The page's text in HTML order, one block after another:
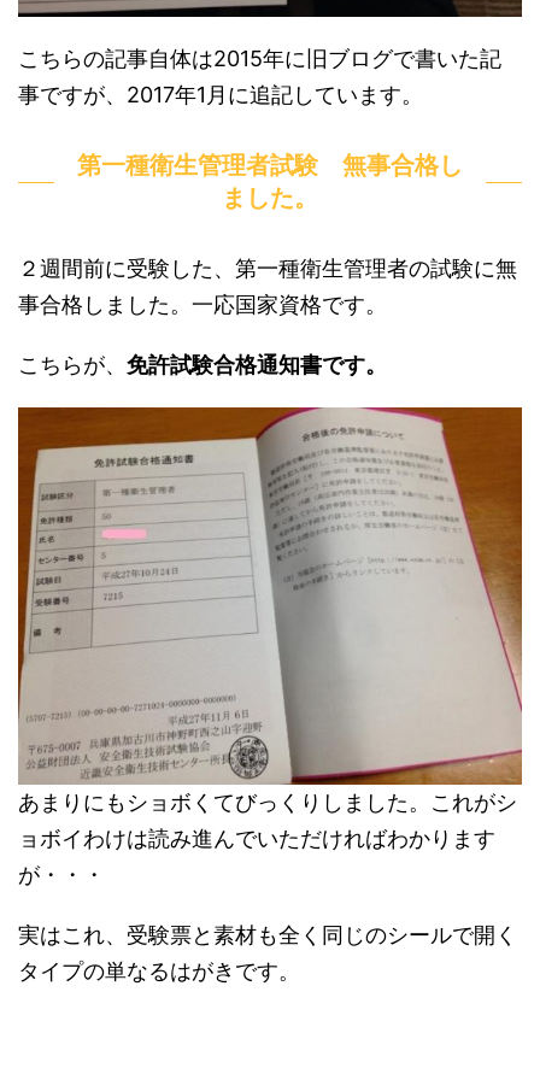
こちらの記事自体は2015年に旧ブログで書いた記
事ですが、2017年1月に追記しています。
第一種衛生管理者試験 無事合格し
ました。
２週間前に受験した、第一種衛生管理者の試験に無
事合格しました。一応国家資格です。
こちらが、 免許試験合格通知書です。
あまりにもショボくてびっくりしました。これがシ
ョボイわけは読み進んでいただければわかります
が・・・
実はこれ、受験票と素材も全く同じのシールで開く
タイプの単なるはがきです。